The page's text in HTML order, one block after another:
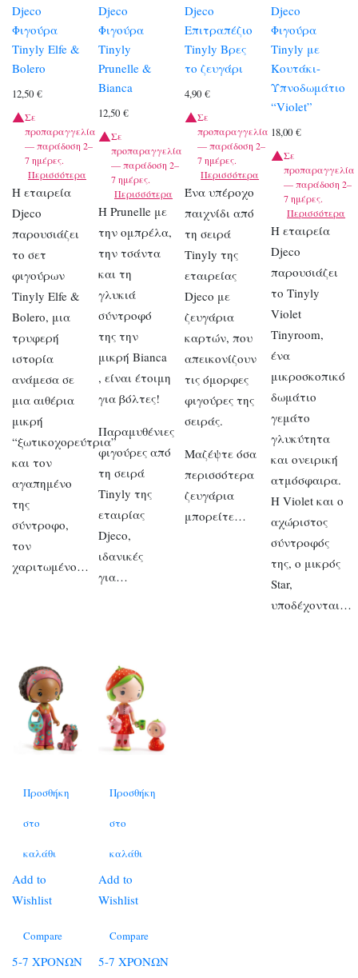
Djeco
Φιγούρα
Tinyly Elfe &
Bolero
12,50 €
Σε
προπαραγγελία
— παράδοση 2–
7 ημέρες.
Περισσότερα
Η εταιρεία
Djeco
παρουσιάζει
το σετ
φιγούρων
Tinyly Elfe &
Bolero, μια
τρυφερή
ιστορία
ανάμεσα σε
μια αιθέρια
μικρή
“ξωτικοχορεύτρια”
και τον
αγαπημένο
της
σύντροφο,
τον
χαριτωμένο…
Djeco
Φιγούρα
Tinyly
Prunelle &
Bianca
12,50€
Σε
προπαραγγελία
— παράδοση 2–
7 ημέρες.
Περισσότερα
Η Prunelle με
την ομπρέλα,
την τσάντα
και τη
γλυκιά
σύντροφό
της την
μικρή Bianca
, είναι έτοιμη
για βόλτες!
Παραμυθένιες
φιγούρες από
τη σειρά
Tinyly της
εταιρίας
Djeco,
ιδανικές
για…
Djeco
Επιτραπέζιο
Tinyly Βρες
το ζευγάρι
4,90€
Σε
προπαραγγελία
— παράδοση 2–
7 ημέρες.
Περισσότερα
Ένα υπέροχο
παιχνίδι από
τη σειρά
Tinyly της
εταιρείας
Djeco με
ζευγάρια
καρτών, που
απεικονίζουν
τις όμορφες
φιγούρες της
σειράς.
Μαζέψτε όσα
περισσότερα
ζευγάρια
μπορείτε…
Djeco
Φιγούρα
Tinyly με
Κουτάκι-
Υπνοδωμάτιο
“Violet”
18,00€
Σε
προπαραγγελία
— παράδοση 2–
7 ημέρες.
Περισσότερα
Η εταιρεία
Djeco
παρουσιάζει
το Tinyly
Violet
Tinyroom,
ένα
μικροσκοπικό
δωμάτιο
γεμάτο
γλυκύτητα
και ονειρική
ατμόσφαιρα.
Η Violet και ο
αχώριστος
σύντροφός
της, ο μικρός
Star,
υποδέχονται…
Προσθήκη
στο
καλάθι
Add to
Wishlist
Compare
5-7 ΧΡΟΝΩΝ
Προσθήκη
στο
καλάθι
Add to
Wishlist
Compare
5-7 ΧΡΟΝΩΝ